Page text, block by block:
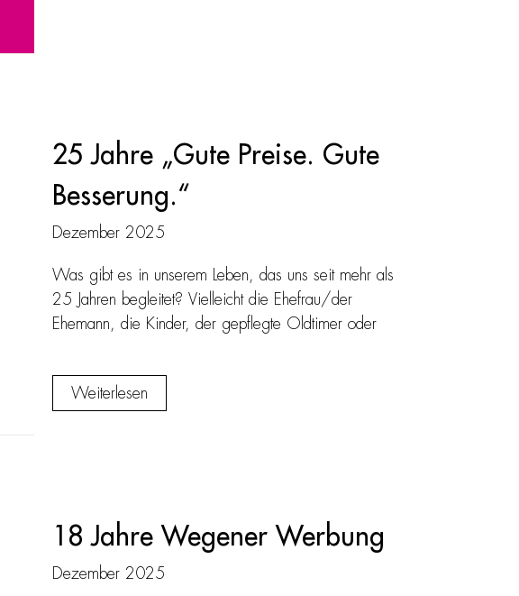
25 Jahre „Gute Preise. Gute
Besserung.“
Dezember 2025
Was gibt es in unserem Leben, das uns seit mehr als
25 Jahren begleitet? Vielleicht die Ehefrau/der
Ehemann, die Kinder, der gepflegte Oldtimer oder
Weiterlesen
18 Jahre Wegener Werbung
Dezember 2025